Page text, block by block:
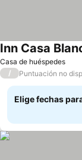
Casa de huéspedes
Inn Casa
/ Puntuación no
Elige fechas